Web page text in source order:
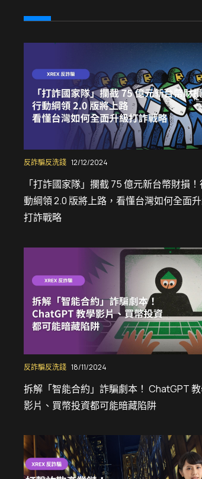
反詐騙反洗錢 12/12/2024
「打詐國家隊」攔截 75 億元新台幣財損
動綱領 2.0 版將上路，看懂台灣如何全面
打詐戰略
反詐騙反洗錢 18/11/2024
拆解「智能合約」詐騙劇本！ ChatGPT
影片、買幣投資都可能暗藏陷阱